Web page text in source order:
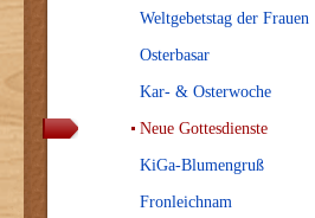
Weltgebetstag der Frauen
Osterbasar
Kar- & Osterwoche
Neue Gottesdienste
KiGa-Blumengruß
Fronleichnam